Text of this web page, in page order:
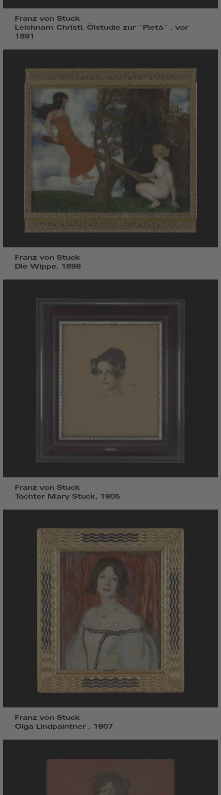
Franz von Stuck
Leichnam Christi, Ölstudie zur "Pietà" , vor
1891
Franz von Stuck
Die Wippe, 1898
Franz von Stuck
Tochter Mary Stuck, 1905
Franz von Stuck
Olga Lindpaintner , 1907